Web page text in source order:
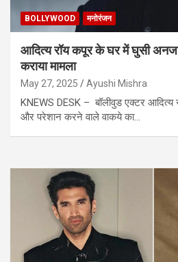
BOLLYWOOD मनोरंजन
आदित्य रॉय कपूर के घर में घुसी
कराया मामला
May 27, 2025 Ayushi Mishra
KNEWS DESK – बॉलीवुड एक्टर आदित्य
और परेशान करने वाले वाकये का…